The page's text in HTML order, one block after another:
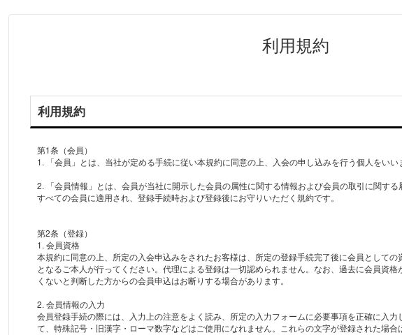
利用規約
利用規約
第1条（会員）
1. 「会員」とは、当社が定める手続に従い本規約に同意の上、入会の申し込みを行う個人をいい
2. 「会員情報」とは、会員が当社に開示した会員の属性に関する情報および会員の取引に関する
すべての会員に適用され、登録手続時および登録後にお守りいただく規約です。
第2条（登録）
1. 会員資格
本規約に同意の上、所定の入会申込みをされたお客様は、所定の登録手続完了後に会員として
となるご本人が行ってください。代理による登録は一切認められません。なお、過去に会員資
くないと判断した方からの会員申込はお断りする場合があります。
2. 会員情報の入力
会員登録手続の際には、入力上の注意をよく読み、所定の入力フォームに必要事項を正確に入
て、特殊記号・旧漢字・ローマ数字などはご使用になれません。これらの文字が登録された場合